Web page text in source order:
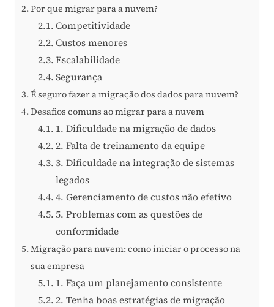
Por que migrar para a nuvem?
Competitividade
Custos menores
Escalabilidade
Segurança
É seguro fazer a migração dos dados para nuvem?
Desafios comuns ao migrar para a nuvem
1. Dificuldade na migração de dados
2. Falta de treinamento da equipe
3. Dificuldade na integração de sistemas
legados
4. Gerenciamento de custos não efetivo
5. Problemas com as questões de
conformidade
Migração para nuvem: como iniciar o processo na
sua empresa
1. Faça um planejamento consistente
2. Tenha boas estratégias de migração